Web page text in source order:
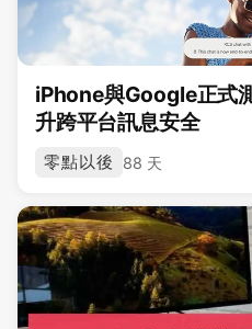
iPhone與Google正式
升跨平台訊息安全
零點以後 88 天